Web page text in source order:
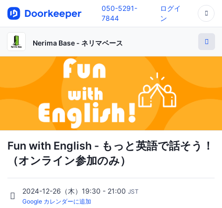
050-5291-
7844
ログイ
ン
Nerima Base - ネリマベース
Fun with English - もっと英語で話そう！
（オンライン参加のみ）
2024-12-26（木）19:30 - 21:00 JST
Google カレンダーに追加